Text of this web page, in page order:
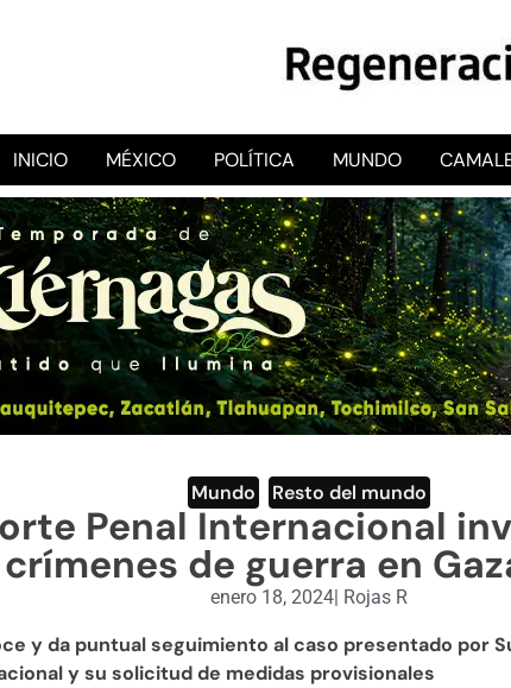
RegeneraciónMX
Sitio de noticias libre e
INICIO MÉXICO POLÍTICA MUNDO
Mundo Resto del mundo
Penal Internacional
crímenes de guerra en
enero 18, 2024 Rojas R
y da puntual seguimiento al caso presentado por
y su solicitud de medidas provisionales